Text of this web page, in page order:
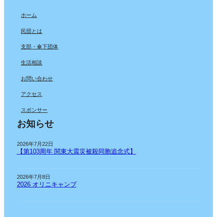
ホーム
民団とは
支部・傘下団体
生活相談
お問い合わせ
アクセス
スポンサー
お知らせ
2026年7月22日
【第103周年 関東大震災被殺同胞追念式】
2026年7月8日
2026 オリニキャンプ